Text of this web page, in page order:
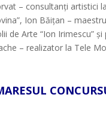
– consultanți artistici
Ion Băițan –
de Arte “Ion Irimescu” și
– realizator la Tele